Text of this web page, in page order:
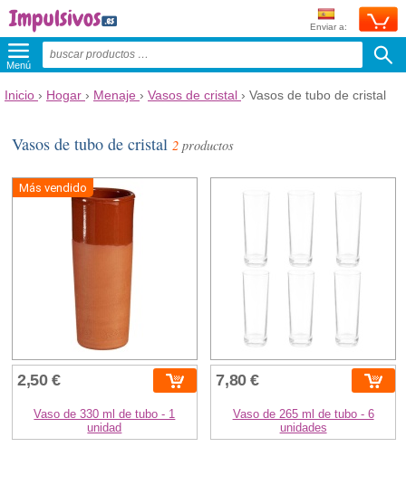
Enviar a:
Menú
Inicio › Hogar › Menaje › Vasos de cristal › Vasos de tubo de cristal
Vasos de tubo de cristal2 productos
Más vendido
2,50 €
Vaso de 330 ml de tubo - 1
unidad
7,80 €
Vaso de 265 ml de tubo - 6
unidades